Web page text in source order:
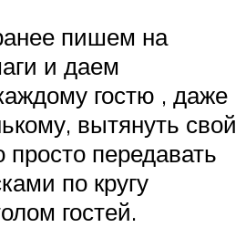
пишем на
и даем
гостю , даже
вытянуть свой
передавать
по кругу
гостей.